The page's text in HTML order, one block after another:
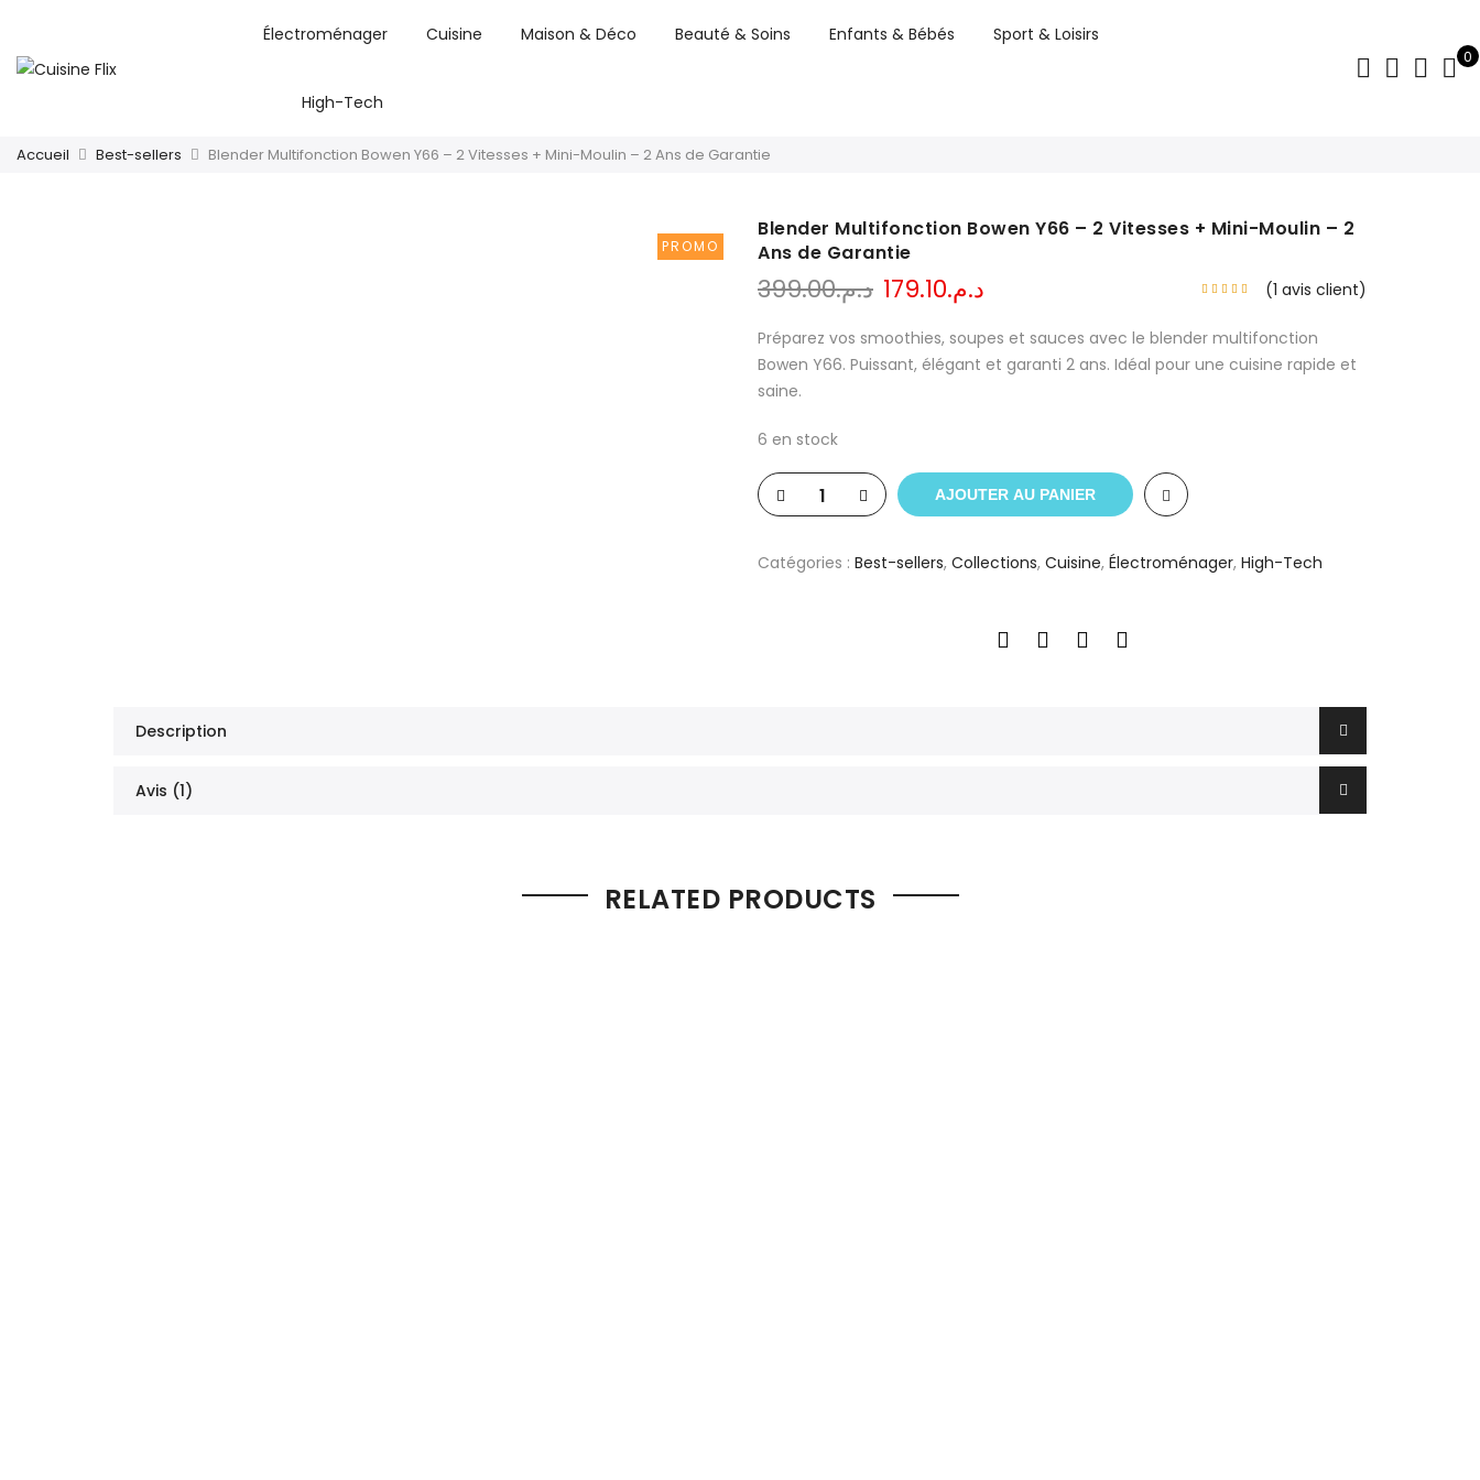
Électroménager Cuisine Maison & Déco Beauté & Soins Enfants & Bébés Sport & Loisirs
High-Tech
0
Accueil Best-sellers Blender Multifonction Bowen Y66 – 2 Vitesses + Mini-Moulin – 2 Ans de Garantie
PROMO
Blender Multifonction Bowen Y66 – 2 Vitesses + Mini-Moulin – 2
Ans de Garantie
(1 avis client) د.م.399.00 Le
initial
était :
د.م.179.10
actuel
est :
Préparez vos smoothies, soupes et sauces avec le blender multifonction
Bowen Y66. Puissant, élégant et garanti 2 ans. Idéal pour une cuisine rapide et
saine.
6 en stock
AJOUTER AU PANIER
Catégories : Best-sellers, Collections, Cuisine, Électroménager, High-Tech
Description
Avis (1)
RELATED PRODUCTS